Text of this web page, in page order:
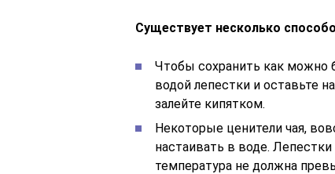
Существует несколько
Чтобы сохранить как можно
водой лепестки и оставьте
залейте кипятком.
Некоторые ценители чая,
настаивать в воде.
температура не должна